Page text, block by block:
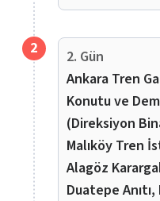
2
2. Gün
Ankara Tren
Konutu ve
(Direksiyon
Malıköy Tren
Alagöz
Duatepe